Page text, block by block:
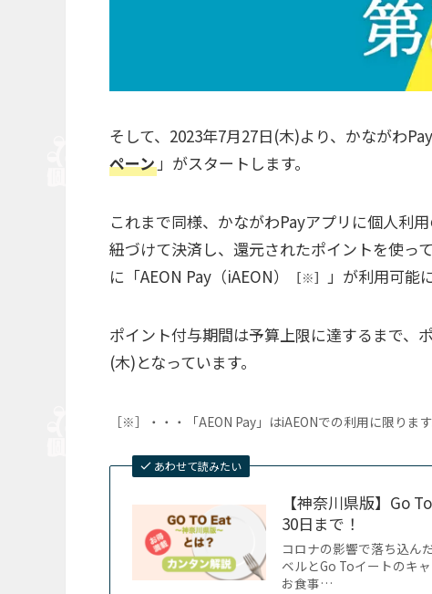
そして、2023年7月27日(木)より、かながわ
ペーン」がスタートします。
これまで同様、かながわPayアプリに個人利
紐づけて決済し、還元されたポイントを使
に「AEON Pay（iAEON）
［※］ 」が利用可能に
ポイント付与期間は予算上限に達するまで、
(木)となっています。
［※］・・・「AEON Pay」はiAEONでの利用に限ります
あわせて読みたい
【神奈川県版】Go
30日まで！
コロナの影響で落ち込ん
ベルとGo Toイートのキ
お食事…